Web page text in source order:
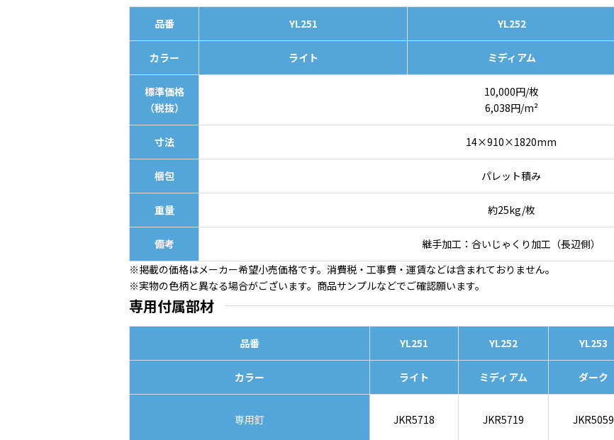
品番 YL251 YL252
カラー ライト ミディアム
標準価格
（税抜）
10,000円/枚
6,038円/m²
寸法 14×910×1820mm
梱包 パレット積み
重量 約25kg/枚
備考
継手加工：合いじゃくり加工（長辺側）
※掲載の価格はメーカー希望小売価格です。消費税・工事費・運賃などは含まれておりません。
※実物の色柄と異なる場合がございます。商品サンプルなどでご確認願います。
専用付属部材
品番 YL251 YL252 YL253
カラー
ライト ミディアム ダーク
専用釘 JKR5718 JKR5719 JKR5059